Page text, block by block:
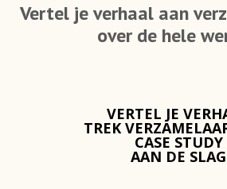
Vertel je verhaal aan
over de hele
VERTEL JE
TREK
CASE STUDY
AAN DE SLAG